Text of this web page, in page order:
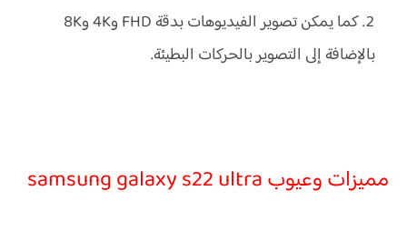
كما يمكن تصوير الفيديوهات بدقة FHD و4K و8K
بالإضافة إلى التصوير بالحركات البطيئة.
مميزات وعيوب samsung galaxy s22 ultra